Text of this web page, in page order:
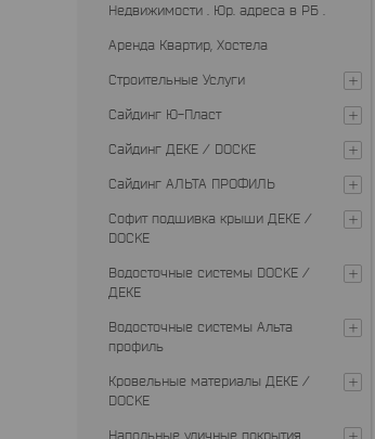
Недвижимости . Юр. адреса в РБ .
Аренда Квартир, Хостела
Строительные Услуги
Сайдинг Ю-Пласт
Сайдинг ДЕКЕ / DOCKE
Сайдинг АЛЬТА ПРОФИЛЬ
Софит подшивка крыши ДЕКЕ /
DOCKE
Водосточные системы DOCKE /
ДЕКЕ
Водосточные системы Альта
профиль
Кровельные материалы ДЕКЕ /
DOCKE
Напольные уличные покрытия